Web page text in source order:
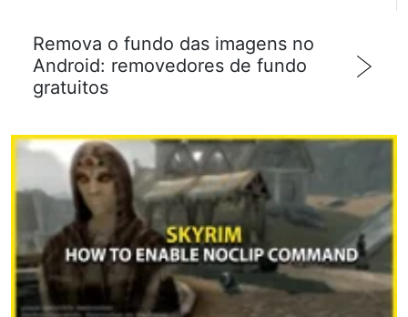
Remova o fundo das imagens no
Android: removedores de fundo
gratuitos